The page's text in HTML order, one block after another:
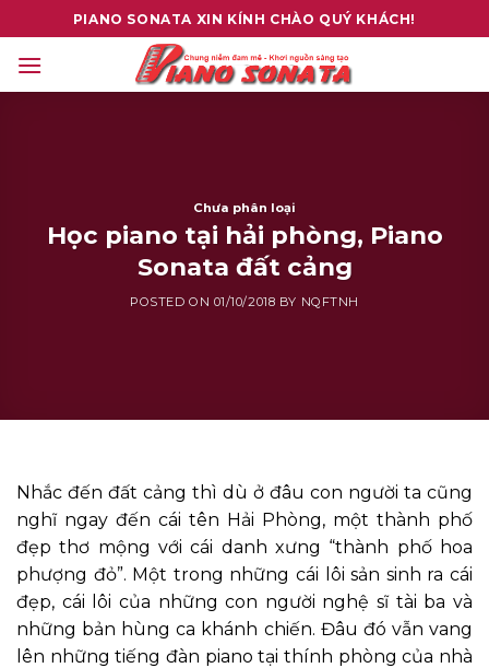
to
content
PIANO SONATA XIN KÍNH CHÀO QUÝ KHÁCH!
Chưa phân loại
Học piano tại hải phòng, Piano
Sonata đất cảng
POSTED ON 01/10/2018 BY NQFTNH
Nhắc đến đất cảng thì dù ở đâu con người ta cũng
nghĩ ngay đến cái tên Hải Phòng, một thành phố
đẹp thơ mộng với cái danh xưng “thành phố hoa
phượng đỏ”. Một trong những cái lôi sản sinh ra cái
đẹp, cái lôi của những con người nghệ sĩ tài ba và
những bản hùng ca khánh chiến. Đâu đó vẫn vang
lên những tiếng đàn piano tại thính phòng của nhà